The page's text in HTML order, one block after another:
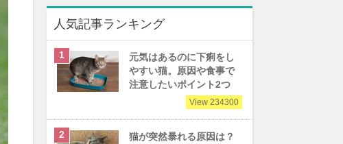
人気記事ランキング
元気はあるのに下痢をし
やすい猫。原因や食事で
注意したいポイント2つ
View 234300
猫が突然暴れる原因は？